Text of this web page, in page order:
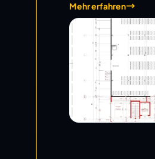
Mehr erfahren